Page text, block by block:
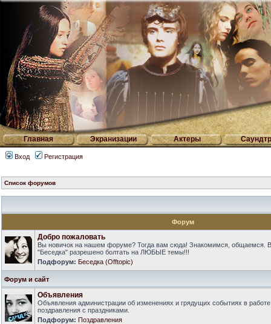
Главная Экранизации Актеры
Вход Регистрация
Список форумов
Форум
Добро пожаловать
Вы новичок на нашем форуме? Тогда вам сюда! Знакомимся, общаемся.
"Беседка" разрешено болтать на ЛЮБЫЕ темы!!!
Подфорум: Беседка (Offtopic)
Форум и сайт
Объявления
Объявления администрации об изменениях и грядущих событиях в
поздравления с праздниками.
Подфорум: Поздравления